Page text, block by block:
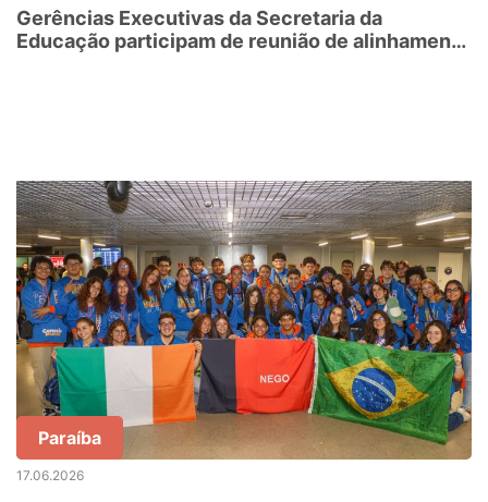
Gerências Executivas da Secretaria da
Educação participam de reunião de alinhamento
Paraíba
17.06.2026